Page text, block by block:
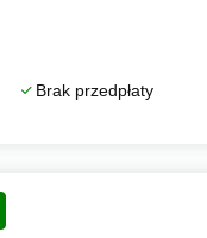
Brak przedpłaty